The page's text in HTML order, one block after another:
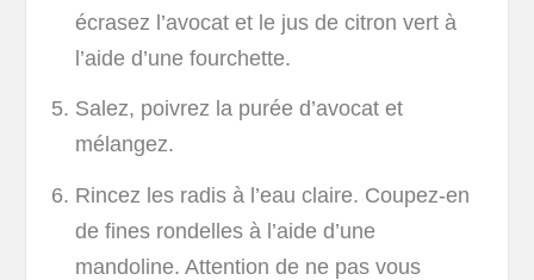
écrasez l’avocat et le jus de citron vert à
l’aide d’une fourchette.
Salez, poivrez la purée d’avocat et
mélangez.
Rincez les radis à l’eau claire. Coupez-en
de fines rondelles à l’aide d’une
mandoline. Attention de ne pas vous